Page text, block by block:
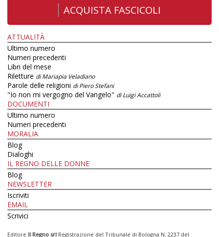
ACQUISTA FASCICOLI
ATTUALITÀ
Ultimo numero
Numeri precedenti
Libri del mese
Riletture di Mariapia Veladiano
Parole delle religioni di Piero Stefani
"Io non mi vergogno del Vangelo" di Luigi Accattoli
DOCUMENTI
Ultimo numero
Numeri precedenti
MORALIA
Blog
Dialoghi
IL REGNO DELLE DONNE
Blog
NEWSLETTER
Iscriviti
EMAIL
Scrivici
Editore Il Regno srl Registrazione del Tribunale di Bologna N. 2237 del